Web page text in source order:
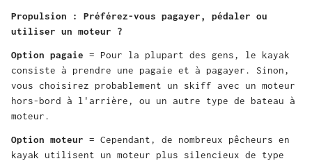
Propulsion : Préférez-vous pagayer, pédaler ou
utiliser un moteur ?
Option pagaie = Pour la plupart des gens, le kayak
consiste à prendre une pagaie et à pagayer. Sinon,
vous choisirez probablement un skiff avec un moteur
hors-bord à l'arrière, ou un autre type de bateau à
moteur.
Option moteur = Cependant, de nombreux pêcheurs en
kayak utilisent un moteur plus silencieux de type